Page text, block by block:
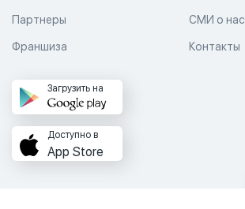
СМИ о нас
Контакты
Партнеры
Франшиза
Загрузить на
Доступно в
App Store